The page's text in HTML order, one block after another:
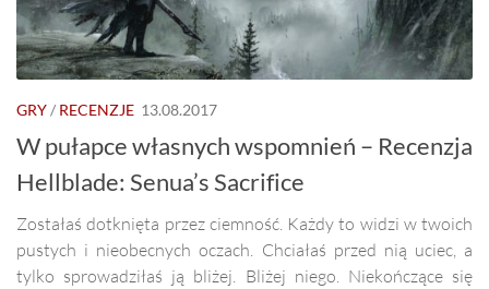
GRY/ RECENZJE 13.08.2017
W pułapce własnych wspomnień – Recenzja
Hellblade: Senua’s Sacrifice
Zostałaś dotknięta przez ciemność. Każdy to widzi w twoich
pustych i nieobecnych oczach. Chciałaś przed nią uciec, a
tylko sprowadziłaś ją bliżej. Bliżej niego. Niekończące się